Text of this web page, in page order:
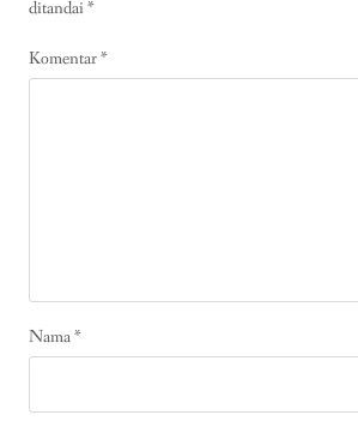
ditandai*
Komentar*
Nama*